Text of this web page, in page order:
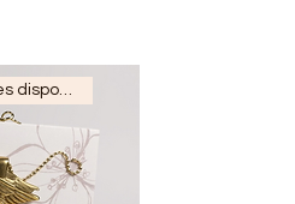
Ultimas unidades disponibles